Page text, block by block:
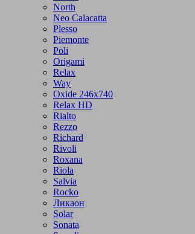
North
Neo Calacatta
Plesso
Piemonte
Poli
Origami
Relax
Way
Oxide 246x740
Relax HD
Rialto
Rezzo
Richard
Rivoli
Roxana
Riola
Salvia
Rocko
Ликаон
Solar
Sonata